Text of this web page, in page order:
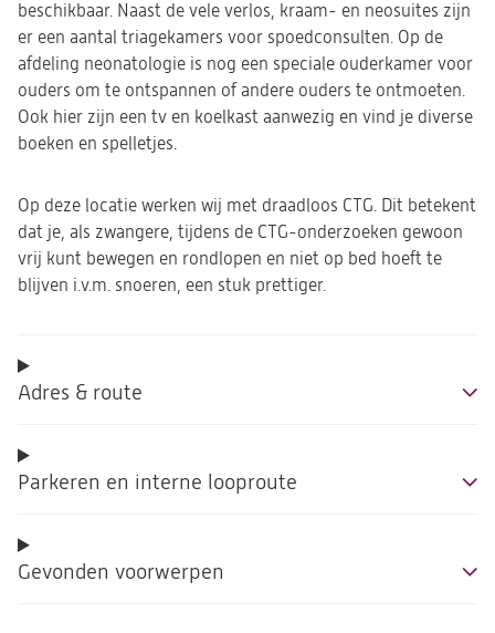
beschikbaar. Naast de vele verlos, kraam- en neosuites zijn
er een aantal triagekamers voor spoedconsulten. Op de
afdeling neonatologie is nog een speciale ouderkamer voor
ouders om te ontspannen of andere ouders te ontmoeten.
Ook hier zijn een tv en koelkast aanwezig en vind je diverse
boeken en spelletjes.
Op deze locatie werken wij met draadloos CTG. Dit betekent
dat je, als zwangere, tijdens de CTG-onderzoeken gewoon
vrij kunt bewegen en rondlopen en niet op bed hoeft te
blijven i.v.m. snoeren, een stuk prettiger.
Adres & route
Parkeren en interne looproute
Gevonden voorwerpen